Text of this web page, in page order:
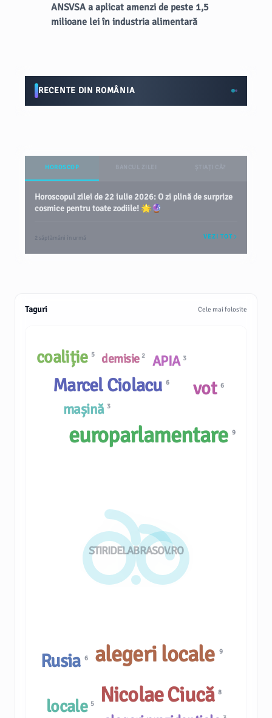
ANSVSA a aplicat amenzi de peste 1,5
milioane lei în industria alimentară
RECENTE DIN ROMÂNIA
HOROSCOP
Horoscopul zilei de 22 iulie 2026: O zi plină de surprize
cosmice pentru toate zodiile! 🌟🔮
2 săptămâni în urmă VEZI TOT
Taguri Cele mai folosite
STIRIDELABRASOV.RO
alegeri locale 9
APIA 3
demisie 2
europarlamentare 9
coaliție 5
Rusia 6
Nicolae Ciucă8
mașină 3
Marcel Ciolacu 6 vot 6
locale 5